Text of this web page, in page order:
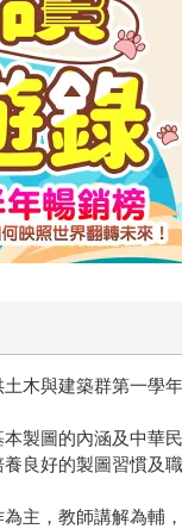
木與建築群第一學
製圖的內涵及中華
良好的製圖習慣及職
主，教師講解為輔